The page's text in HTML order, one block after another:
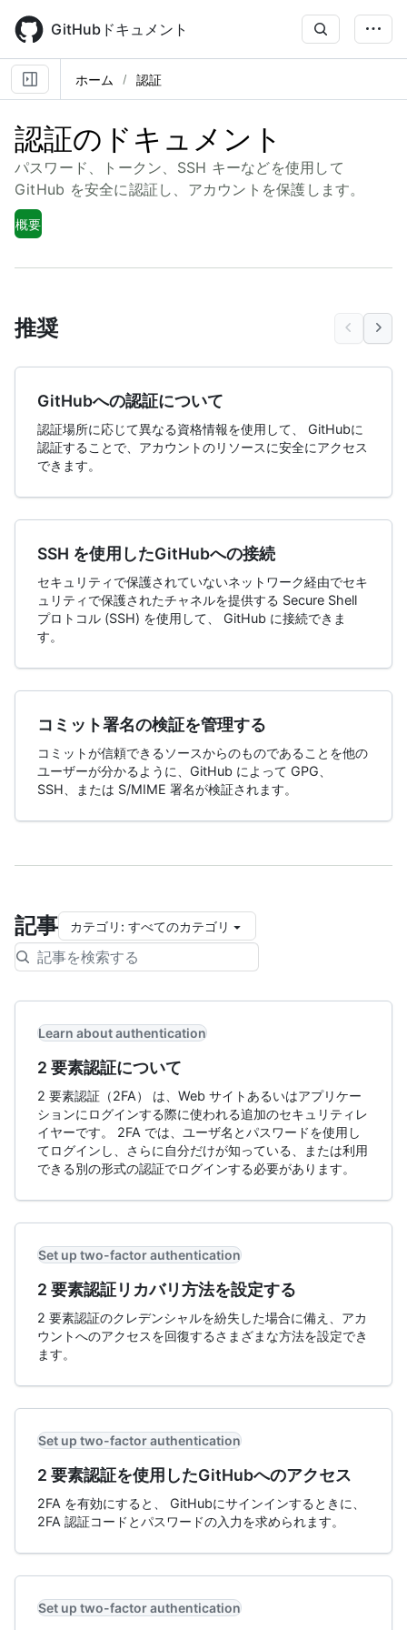
main
content
GitHubドキュメント
ホーム 認証
認証のドキュメント
パスワード、トークン、SSH キーなどを使用して
GitHub を安全に認証し、アカウントを保護します。
概要
推奨
GitHubへの認証について
認証場所に応じて異なる資格情報を使用して、 GitHubに
認証することで、アカウントのリソースに安全にアクセス
できます。
SSH を使用したGitHubへの接続
セキュリティで保護されていないネットワーク経由でセキ
ュリティで保護されたチャネルを提供する Secure Shell
プロトコル (SSH) を使用して、 GitHub に接続できま
す。
コミット署名の検証を管理する
コミットが信頼できるソースからのものであることを他の
ユーザーが分かるように、GitHub によって GPG、
SSH、または S/MIME 署名が検証されます。
記事 カテゴリ : すべてのカテゴリ
Learn about authentication
2 要素認証について
2 要素認証（2FA） は、Web サイトあるいはアプリケー
ションにログインする際に使われる追加のセキュリティレ
イヤーです。 2FA では、ユーザ名とパスワードを使用し
てログインし、さらに自分だけが知っている、または利用
できる別の形式の認証でログインする必要があります。
Set up two-factor authentication
2 要素認証リカバリ方法を設定する
2 要素認証のクレデンシャルを紛失した場合に備え、アカ
ウントへのアクセスを回復するさまざまな方法を設定でき
ます。
Set up two-factor authentication
2 要素認証を使用したGitHubへのアクセス
2FA を有効にすると、 GitHubにサインインするときに、
2FA 認証コードとパスワードの入力を求められます。
Set up two-factor authentication